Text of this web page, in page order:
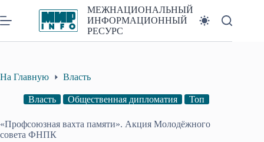
к
сути
МЕЖНАЦИОНАЛЬНЫЙ
ИНФОРМАЦИОННЫЙ
РЕСУРС
На Главную Власть
Власть Общественная дипломатия Топ
«Профсоюзная вахта памяти». Акция Mолодёжного
совета ФНПК